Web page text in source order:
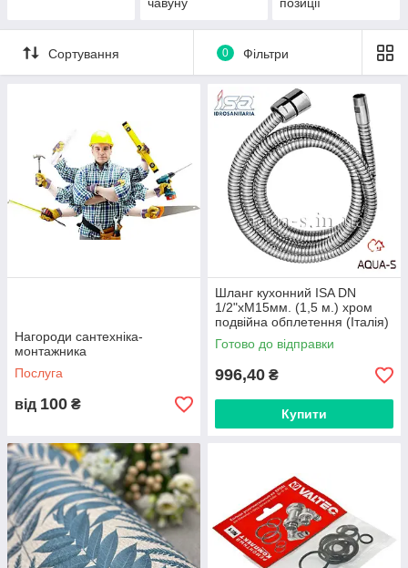
чавуну позиції
Сортування 0 Фільтри
Нагороди сантехніка-
монтажника
Послуга
від 100 ₴
Шланг кухонний ISA DN
1/2"хМ15мм. (1,5 м.) хром
подвійна обплетення (Італія)
61800
Готово до відправки
996,40 ₴
Купити